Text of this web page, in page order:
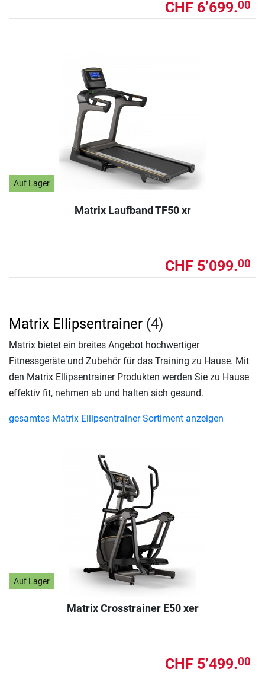
CHF 6’699.00
Auf Lager
Matrix Laufband TF50 xr
CHF 5’099.00
Auf Lager
Matrix Crosstrainer E50 xer
CHF 5’499.00
Matrix Ellipsentrainer (4)
Matrix bietet ein breites Angebot hochwertiger
Fitnessgeräte und Zubehör für das Training zu Hause. Mit
den Matrix Ellipsentrainer Produkten werden Sie zu Hause
effektiv fit, nehmen ab und halten sich gesund.
gesamtes Matrix Ellipsentrainer Sortiment anzeigen